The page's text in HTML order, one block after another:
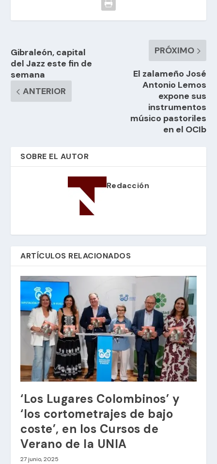
Gibraleón, capital
del Jazz este fin de
semana
ANTERIOR
PRÓXIMO
El zalameño José
Antonio Lemos
expone sus
instrumentos
músico pastoriles
en el OCIb
SOBRE EL AUTOR
Redacción
ARTÍCULOS RELACIONADOS
‘Los Lugares Colombinos’ y
‘los cortometrajes de bajo
coste’, en los Cursos de
Verano de la UNIA
27 junio, 2025